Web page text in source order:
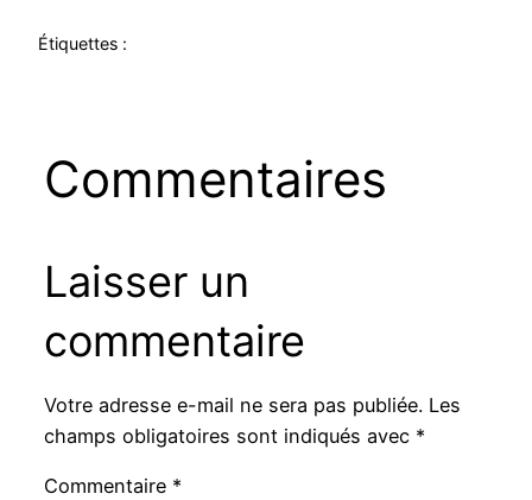
Étiquettes :
Commentaires
Laisser un
commentaire
Votre adresse e-mail ne sera pas publiée. Les
champs obligatoires sont indiqués avec *
Commentaire *